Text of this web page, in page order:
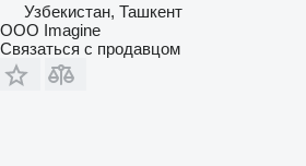
Узбекистан, Ташкент
OOO Imagine
Связаться с продавцом